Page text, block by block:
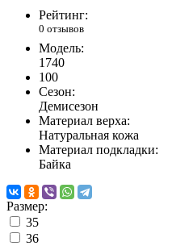
Рейтинг:
0 отзывов
Модель:
1740
100
Сезон:
Демисезон
Материал верха:
Натуральная кожа
Материал подкладки:
Байка
Размер:
35
36